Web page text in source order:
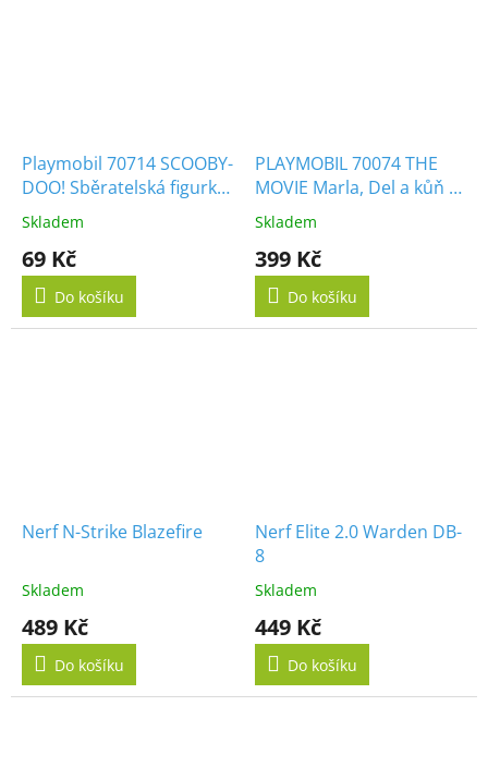
Playmobil 70714 SCOOBY-
DOO! Sběratelská figurka
Policista
Skladem
69 Kč
Do košíku
PLAYMOBIL 70074 THE
MOVIE Marla, Del a kůň s
křídly
Skladem
399 Kč
Do košíku
Nerf N-Strike Blazefire
Skladem
489 Kč
Do košíku
Nerf Elite 2.0 Warden DB-
8
Skladem
449 Kč
Do košíku